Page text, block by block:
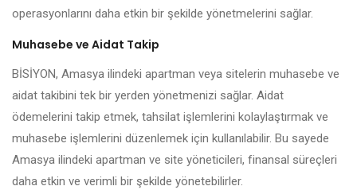
operasyonlarını daha etkin bir şekilde yönetmelerini sağlar.
Muhasebe ve Aidat Takip
BİSİYON, Amasya ilindeki apartman veya sitelerin muhasebe ve
aidat takibini tek bir yerden yönetmenizi sağlar. Aidat
ödemelerini takip etmek, tahsilat işlemlerini kolaylaştırmak ve
muhasebe işlemlerini düzenlemek için kullanılabilir. Bu sayede
Amasya ilindeki apartman ve site yöneticileri, finansal süreçleri
daha etkin ve verimli bir şekilde yönetebilirler.